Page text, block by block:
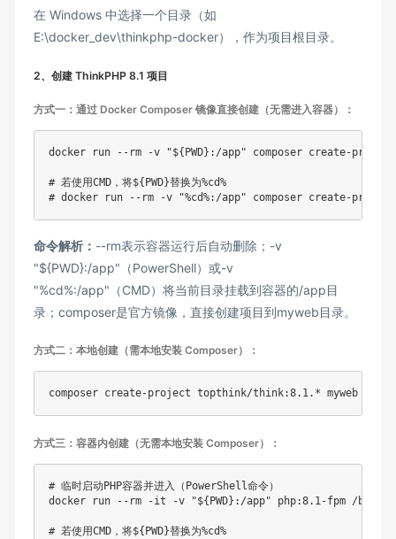
在 Windows 中选择一个目录（如
E:\docker_dev\thinkphp-docker），作为项目根目录。​
2、创建 ThinkPHP 8.1 项目
方式一：通过 Docker Composer 镜像直接创建（无需进入容器）：​
docker run --rm -v "${PWD}:/app" composer create-
# 若使用CMD，将${PWD}替换为%cd%​
# docker run --rm -v "%cd%:/app" composer create-
命令解析： --rm表示容器运行后自动删除；-v
"${PWD}:/app"（PowerShell）或-v
"%cd%:/app"（CMD）将当前目录挂载到容器的/app目
录；composer是官方镜像，直接创建项目到myweb目录。
方式二：本地创建（需本地安装 Composer）：​
composer create-project topthink/think:8.1.* myweb
方式三：容器内创建（无需本地安装 Composer）：​
# 临时启动PHP容器并进入（PowerShell命令）
docker run --rm -it -v "${PWD}:/app" php:8.1-fpm /bin/
# 若使用CMD，将${PWD}替换为%cd%